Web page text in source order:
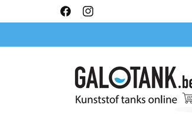
content
FacebookInstagram